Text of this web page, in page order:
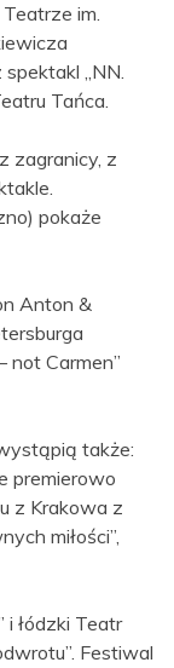
im.
„NN.
Tańca.
zagranicy, z
pokaże
Anton &
not Carmen”
także:
premierowo
z Krakowa z
miłości”,
i łódzki Teatr
Festiwal